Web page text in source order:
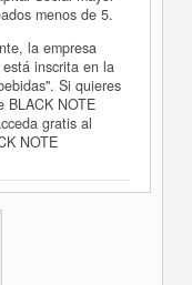
menos de 5.
la empresa
está inscrita en la
Si quieres
BLACK NOTE
gratis al
NOTE